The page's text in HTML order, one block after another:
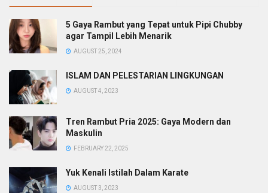
5 Gaya Rambut yang Tepat untuk Pipi Chubby
agar Tampil Lebih Menarik
AUGUST 25, 2024
ISLAM DAN PELESTARIAN LINGKUNGAN
AUGUST 4, 2023
Tren Rambut Pria 2025: Gaya Modern dan
Maskulin
FEBRUARY 22, 2025
Yuk Kenali Istilah Dalam Karate
AUGUST 3, 2023